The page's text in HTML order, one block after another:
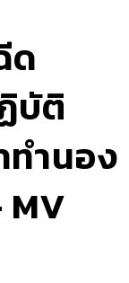
ด
บัติ
ทำนอง